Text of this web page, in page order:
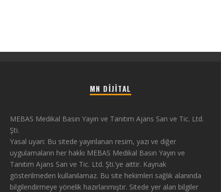
MN DIJITAL
MEBAS Medikal Basın Yayın ve Tanıtım Ajans San ve Tic. Ltd.
Şti.
Yasal uyarı: Bu sitede yayınlanan resim, yazı ve diğer
uygulamaların her hakkı MEBAS Medikal Basın Yayın ve
Tanıtım Ajans San ve Tic. Ltd. Şti.’ye aittir. Kaynak
gösterilmeden kullanılamaz. Bu site hekimleri sağlık alanında
bilgilendirmeye yönelik hazırlanmıştır. Sitede yer alan bilgiler